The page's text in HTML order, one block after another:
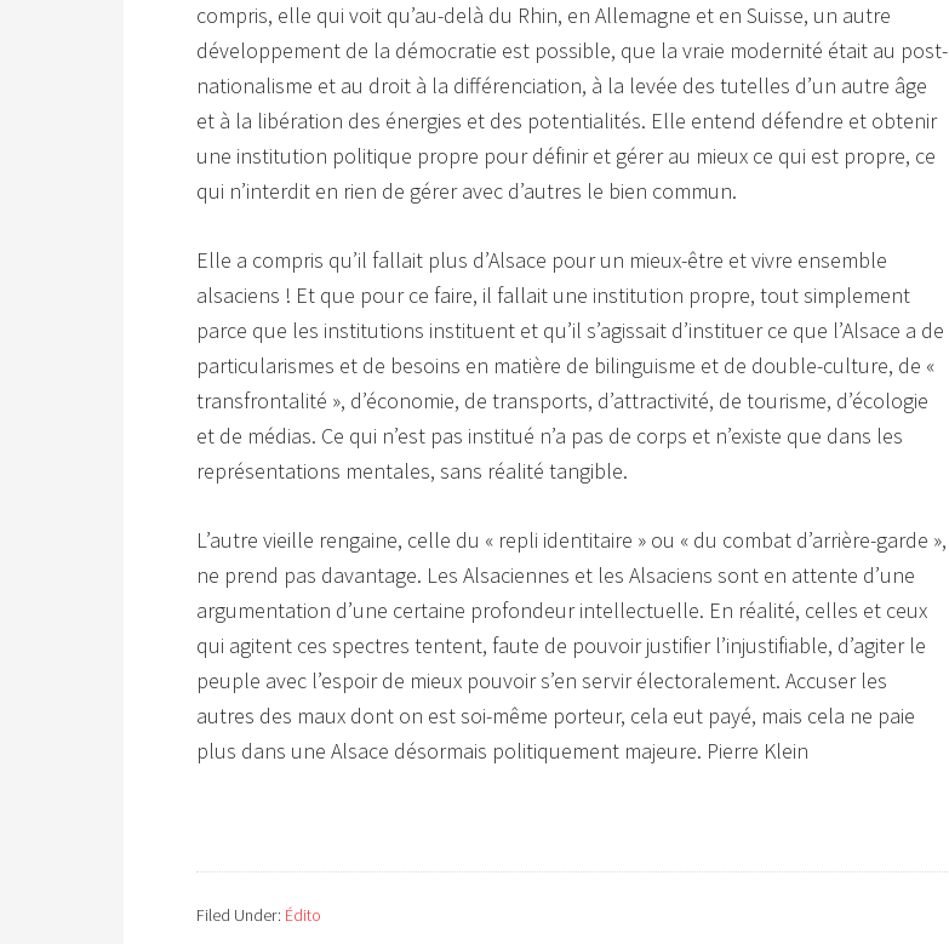
compris, elle qui voit qu’au-delà du Rhin, en Allemagne et en Suisse, un autre
développement de la démocratie est possible, que la vraie modernité était au post-
nationalisme et au droit à la différenciation, à la levée des tutelles d’un autre âge
et à la libération des énergies et des potentialités. Elle entend défendre et obtenir
une institution politique propre pour définir et gérer au mieux ce qui est propre, ce
qui n’interdit en rien de gérer avec d’autres le bien commun.
Elle a compris qu’il fallait plus d’Alsace pour un mieux-être et vivre ensemble
alsaciens ! Et que pour ce faire, il fallait une institution propre, tout simplement
parce que les institutions instituent et qu’il s’agissait d’instituer ce que l’Alsace a de
particularismes et de besoins en matière de bilinguisme et de double-culture, de «
transfrontalité », d’économie, de transports, d’attractivité, de tourisme, d’écologie
et de médias. Ce qui n’est pas institué n’a pas de corps et n’existe que dans les
représentations mentales, sans réalité tangible.
L’autre vieille rengaine, celle du « repli identitaire » ou « du combat d’arrière-garde »,
ne prend pas davantage. Les Alsaciennes et les Alsaciens sont en attente d’une
argumentation d’une certaine profondeur intellectuelle. En réalité, celles et ceux
qui agitent ces spectres tentent, faute de pouvoir justifier l’injustifiable, d’agiter le
peuple avec l’espoir de mieux pouvoir s’en servir électoralement. Accuser les
autres des maux dont on est soi-même porteur, cela eut payé, mais cela ne paie
plus dans une Alsace désormais politiquement majeure. Pierre Klein
Filed Under: Édito